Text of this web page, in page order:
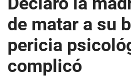
de matar a su
pericia
complicó